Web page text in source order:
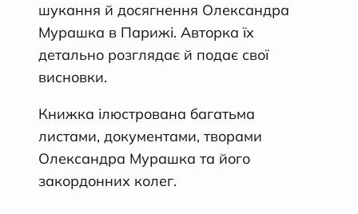
шукання й досягнення Олександра
Мурашка в Парижі. Авторка їх
детально розглядає й подає свої
висновки.
Книжка ілюстрована багатьма
листами, документами, творами
Олександра Мурашка та його
закордонних колег.